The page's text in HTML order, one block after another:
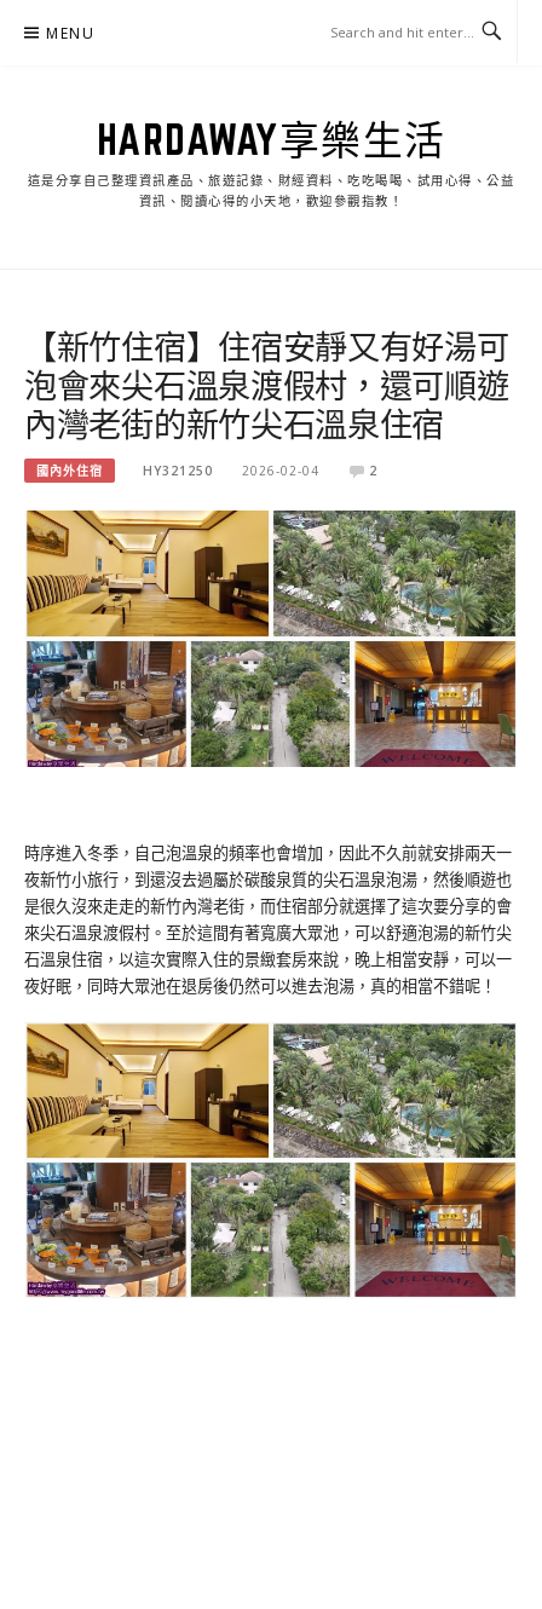
MENU
HARDAWAY享樂生活
這是分享自己整理資訊產品、旅遊記錄、財經資料、吃吃喝喝、試用心得、公益
資訊、閱讀心得的小天地，歡迎參觀指教！
【新竹住宿】住宿安靜又有好湯可
泡會來尖石溫泉渡假村，還可順遊
內灣老街的新竹尖石溫泉住宿
國內外住宿 HY321250 2026-02-04 2
時序進入冬季，自己泡溫泉的頻率也會增加，因此不久前就安排兩天一
夜新竹小旅行，到還沒去過屬於碳酸泉質的尖石溫泉泡湯，然後順遊也
是很久沒來走走的新竹內灣老街，而住宿部分就選擇了這次要分享的會
來尖石溫泉渡假村。至於這間有著寬廣大眾池，可以舒適泡湯的新竹尖
石溫泉住宿，以這次實際入住的景緻套房來說，晚上相當安靜，可以一
夜好眠，同時大眾池在退房後仍然可以進去泡湯，真的相當不錯呢！